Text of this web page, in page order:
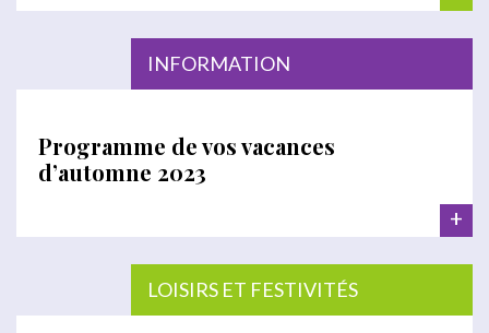
INFORMATION
Programme de vos vacances
d’automne 2023
+
LOISIRS ET FESTIVITÉS